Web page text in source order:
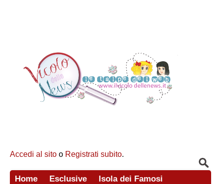
Accedi al sito o Registrati subito.
Home Esclusive
Isola dei Famosi